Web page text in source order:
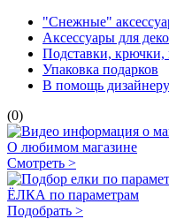
"Снежные"
Аксессуары для
Подставки, крючки,
Упаковка подарков
В помощь дизайнеру
(0)
О любимом магазине
Смотреть >
ЁЛКА по параметрам
Подобрать >